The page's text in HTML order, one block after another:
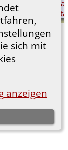
sich mit
anzeigen
2026.